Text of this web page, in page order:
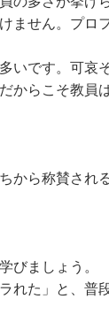
ません。プロ
いです。可哀そ
からこそ教員
から称賛され
びましょう。
れた」と、普